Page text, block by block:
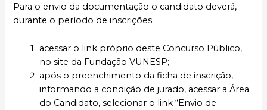
Para o envio da documentação o candidato deverá,
durante o período de inscrições:
acessar o link próprio deste Concurso Público,
no site da Fundação VUNESP;
após o preenchimento da ficha de inscrição,
informando a condição de jurado, acessar a Área
do Candidato, selecionar o link “Envio de